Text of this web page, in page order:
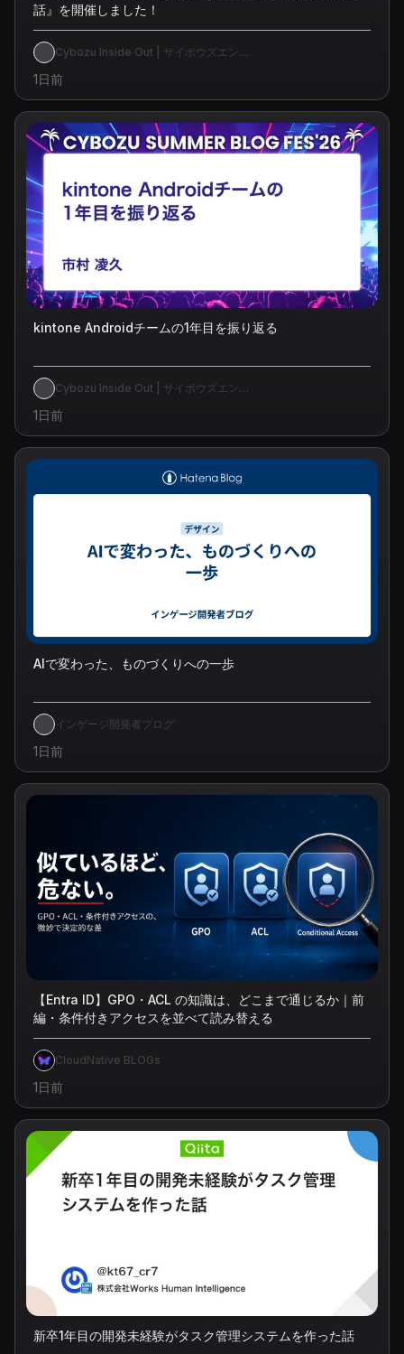
話』を開催しました！
Cybozu Inside Out | サイボウズエン
1日前
kintone Androidチームの1年目を振り返る
Cybozu Inside Out | サイボウズエン
1日前
AIで変わった、ものづくりへの一歩
インゲージ開発者ブログ
1日前
【Entra ID】GPO・ACL の知識は、どこまで通じるか｜前
編・条件付きアクセスを並べて読み替える
CloudNative BLOGs
1日前
新卒1年目の開発未経験がタスク管理システムを作った話